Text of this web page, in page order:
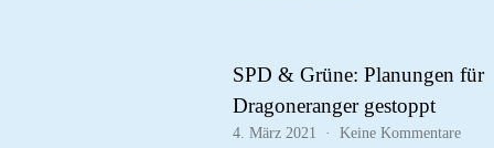
Geld
SPD & Grüne: Planungen für
Dragoneranger gestoppt
4. März 2021 Keine Kommentarezu